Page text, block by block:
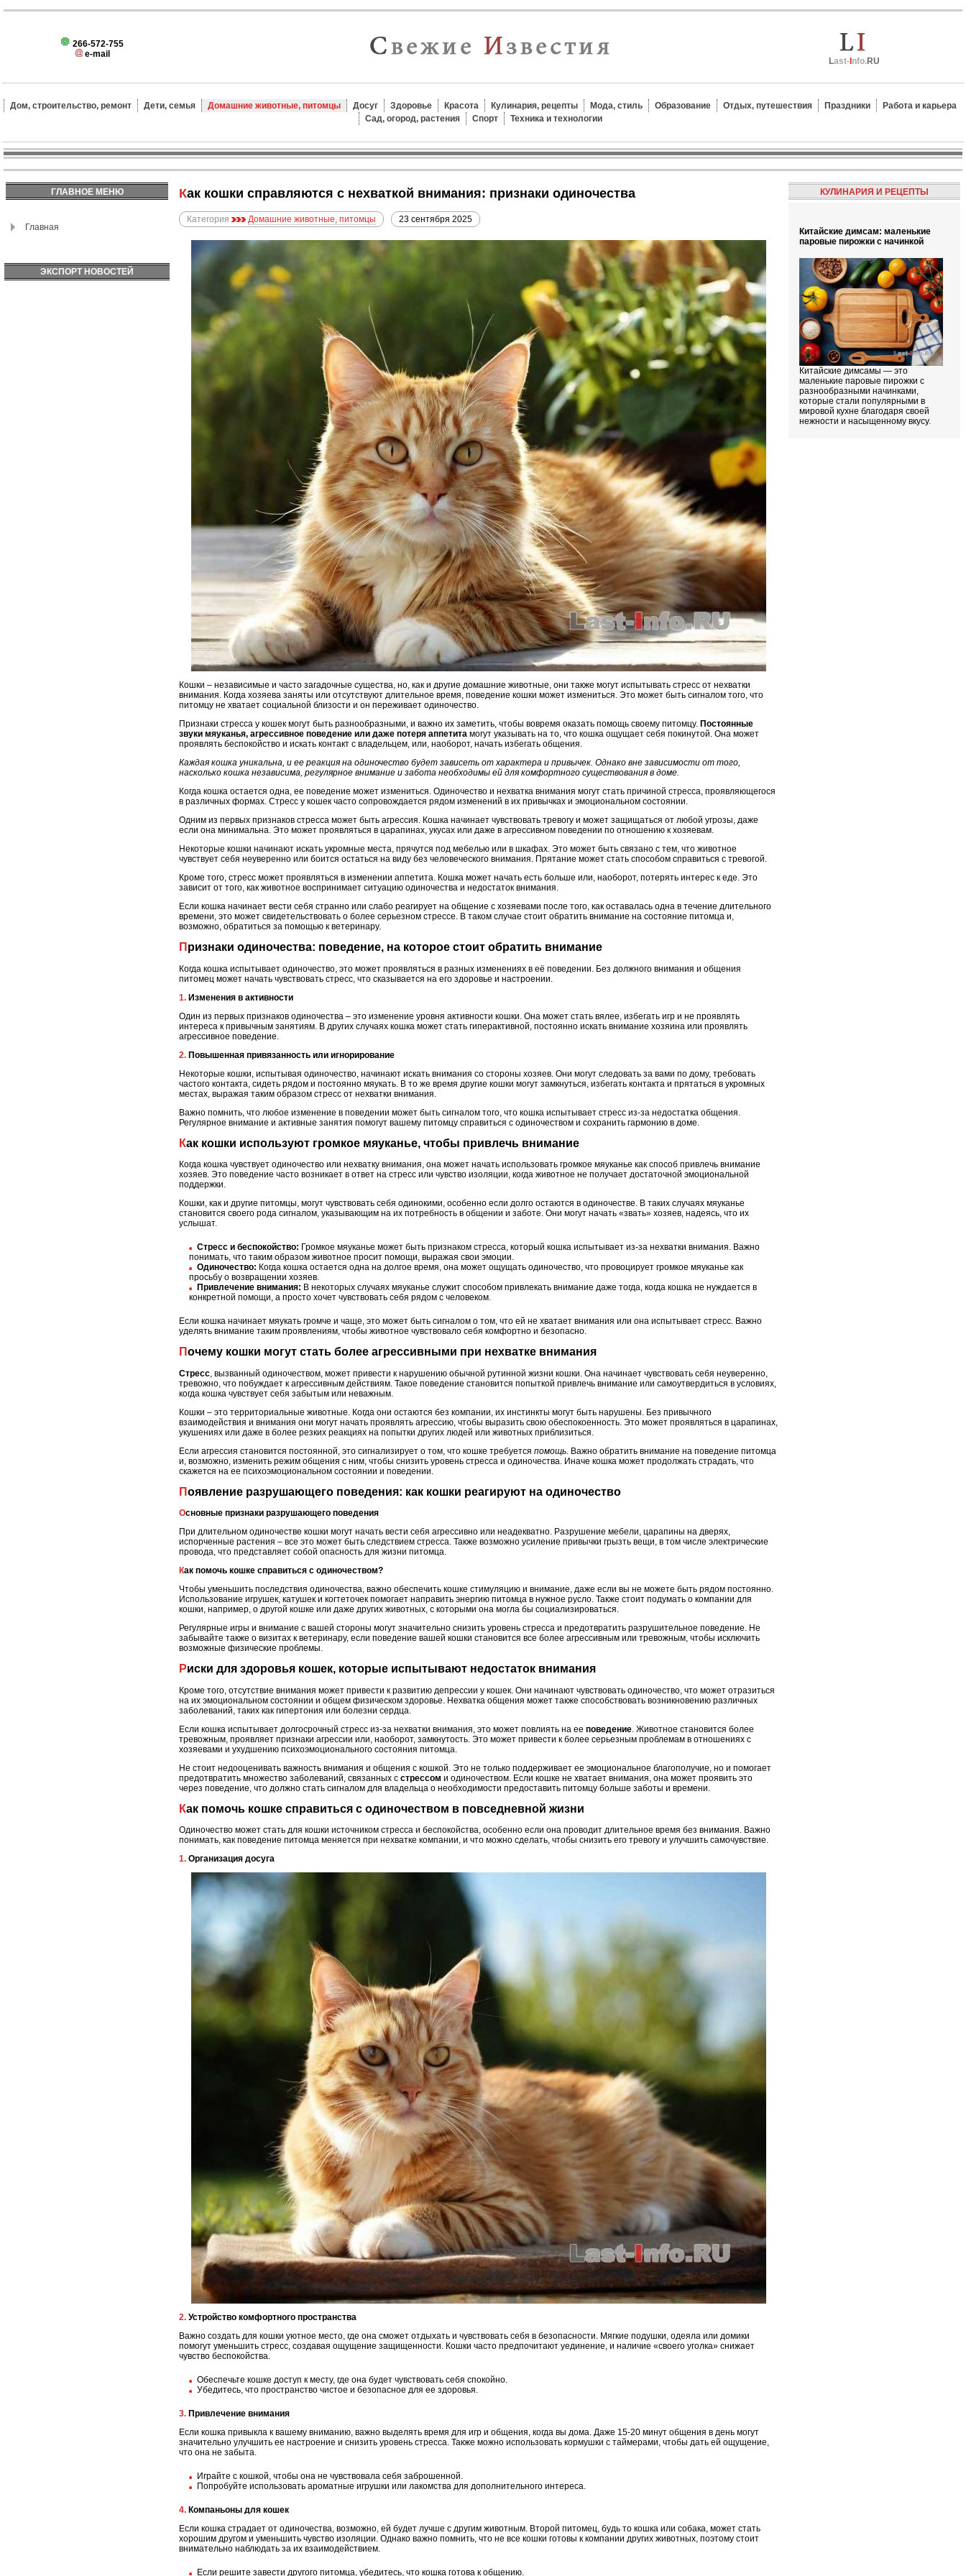
266-572-755
e-mail
Last- nfo.RU
Дом, строительство, ремонт Дети, семья Домашние животные, питомцы Досуг Здоровье Красота Кулинария, рецепты Мода, стиль Образование Отдых, путешествия Праздники
Работа и карьера
Сад, огород, растения
Спорт Техника и технологии
ГЛАВНОЕ МЕНЮ
Главная
ЭКСПОРТ НОВОСТЕЙ
Как кошки справляются с нехваткой внимания: признаки одиночества
Категория Домашние животные, питомцы 23 сентября 2025
Кошки – независимые и часто загадочные существа, но, как и другие домашние животные, они также могут испытывать стресс от нехватки
внимания. Когда хозяева заняты или отсутствуют длительное время, поведение кошки может измениться. Это может быть сигналом того, что
питомцу не хватает социальной близости и он переживает одиночество.
Признаки стресса у кошек могут быть разнообразными, и важно их заметить, чтобы вовремя оказать помощь своему питомцу. Постоянные
звуки мяуканья, агрессивное поведение или даже потеря аппетита могут указывать на то, что кошка ощущает себя покинутой. Она может
проявлять беспокойство и искать контакт с владельцем, или, наоборот, начать избегать общения.
Каждая кошка уникальна, и ее реакция на одиночество будет зависеть от характера и привычек. Однако вне зависимости от того,
насколько кошка независима, регулярное внимание и забота необходимы ей для комфортного существования в доме.
Когда кошка остается одна, ее поведение может измениться. Одиночество и нехватка внимания могут стать причиной стресса, проявляющегося
в различных формах. Стресс у кошек часто сопровождается рядом изменений в их привычках и эмоциональном состоянии.
Одним из первых признаков стресса может быть агрессия. Кошка начинает чувствовать тревогу и может защищаться от любой угрозы, даже
если она минимальна. Это может проявляться в царапинах, укусах или даже в агрессивном поведении по отношению к хозяевам.
Некоторые кошки начинают искать укромные места, прячутся под мебелью или в шкафах. Это может быть связано с тем, что животное
чувствует себя неуверенно или боится остаться на виду без человеческого внимания. Прятание может стать способом справиться с тревогой.
Кроме того, стресс может проявляться в изменении аппетита. Кошка может начать есть больше или, наоборот, потерять интерес к еде. Это
зависит от того, как животное воспринимает ситуацию одиночества и недостаток внимания.
Если кошка начинает вести себя странно или слабо реагирует на общение с хозяевами после того, как оставалась одна в течение длительного
времени, это может свидетельствовать о более серьезном стрессе. В таком случае стоит обратить внимание на состояние питомца и,
возможно, обратиться за помощью к ветеринару.
Признаки одиночества: поведение, на которое стоит обратить внимание
Когда кошка испытывает одиночество, это может проявляться в разных изменениях в её поведении. Без должного внимания и общения
питомец может начать чувствовать стресс, что сказывается на его здоровье и настроении.
1. Изменения в активности
Один из первых признаков одиночества – это изменение уровня активности кошки. Она может стать вялее, избегать игр и не проявлять
интереса к привычным занятиям. В других случаях кошка может стать гиперактивной, постоянно искать внимание хозяина или проявлять
агрессивное поведение.
2. Повышенная привязанность или игнорирование
Некоторые кошки, испытывая одиночество, начинают искать внимания со стороны хозяев. Они могут следовать за вами по дому, требовать
частого контакта, сидеть рядом и постоянно мяукать. В то же время другие кошки могут замкнуться, избегать контакта и прятаться в укромных
местах, выражая таким образом стресс от нехватки внимания.
Важно помнить, что любое изменение в поведении может быть сигналом того, что кошка испытывает стресс из-за недостатка общения.
Регулярное внимание и активные занятия помогут вашему питомцу справиться с одиночеством и сохранить гармонию в доме.
Как кошки используют громкое мяуканье, чтобы привлечь внимание
Когда кошка чувствует одиночество или нехватку внимания, она может начать использовать громкое мяуканье как способ привлечь внимание
хозяев. Это поведение часто возникает в ответ на стресс или чувство изоляции, когда животное не получает достаточной эмоциональной
поддержки.
Кошки, как и другие питомцы, могут чувствовать себя одинокими, особенно если долго остаются в одиночестве. В таких случаях мяуканье
становится своего рода сигналом, указывающим на их потребность в общении и заботе. Они могут начать «звать» хозяев, надеясь, что их
услышат.
Стресс и беспокойство: Громкое мяуканье может быть признаком стресса, который кошка испытывает из-за нехватки внимания. Важно
понимать, что таким образом животное просит помощи, выражая свои эмоции.
Одиночество: Когда кошка остается одна на долгое время, она может ощущать одиночество, что провоцирует громкое мяуканье как
просьбу о возвращении хозяев.
Привлечение внимания: В некоторых случаях мяуканье служит способом привлекать внимание даже тогда, когда кошка не нуждается в
конкретной помощи, а просто хочет чувствовать себя рядом с человеком.
Если кошка начинает мяукать громче и чаще, это может быть сигналом о том, что ей не хватает внимания или она испытывает стресс. Важно
уделять внимание таким проявлениям, чтобы животное чувствовало себя комфортно и безопасно.
Почему кошки могут стать более агрессивными при нехватке внимания
Стресс , вызванный одиночеством, может привести к нарушению обычной рутинной жизни кошки. Она начинает чувствовать себя неуверенно,
тревожно, что побуждает к агрессивным действиям. Такое поведение становится попыткой привлечь внимание или самоутвердиться в условиях,
когда кошка чувствует себя забытым или неважным.
Кошки – это территориальные животные. Когда они остаются без компании, их инстинкты могут быть нарушены. Без привычного
взаимодействия и внимания они могут начать проявлять агрессию, чтобы выразить свою обеспокоенность. Это может проявляться в царапинах,
укушениях или даже в более резких реакциях на попытки других людей или животных приблизиться.
Если агрессия становится постоянной, это сигнализирует о том, что кошке требуется помощь . Важно обратить внимание на поведение питомца
и, возможно, изменить режим общения с ним, чтобы снизить уровень стресса и одиночества. Иначе кошка может продолжать страдать, что
скажется на ее психоэмоциональном состоянии и поведении.
Появление разрушающего поведения: как кошки реагируют на одиночество
Основные признаки разрушающего поведения
При длительном одиночестве кошки могут начать вести себя агрессивно или неадекватно. Разрушение мебели, царапины на дверях,
испорченные растения – все это может быть следствием стресса. Также возможно усиление привычки грызть вещи, в том числе электрические
провода, что представляет собой опасность для жизни питомца.
Как помочь кошке справиться с одиночеством?
Чтобы уменьшить последствия одиночества, важно обеспечить кошке стимуляцию и внимание, даже если вы не можете быть рядом постоянно.
Использование игрушек, катушек и когтеточек помогает направить энергию питомца в нужное русло. Также стоит подумать о компании для
кошки, например, о другой кошке или даже других животных, с которыми она могла бы социализироваться.
Регулярные игры и внимание с вашей стороны могут значительно снизить уровень стресса и предотвратить разрушительное поведение. Не
забывайте также о визитах к ветеринару, если поведение вашей кошки становится все более агрессивным или тревожным, чтобы исключить
возможные физические проблемы.
Риски для здоровья кошек, которые испытывают недостаток внимания
Кроме того, отсутствие внимания может привести к развитию депрессии у кошек. Они начинают чувствовать одиночество, что может отразиться
на их эмоциональном состоянии и общем физическом здоровье. Нехватка общения может также способствовать возникновению различных
заболеваний, таких как гипертония или болезни сердца.
Если кошка испытывает долгосрочный стресс из-за нехватки внимания, это может повлиять на ее поведение . Животное становится более
тревожным, проявляет признаки агрессии или, наоборот, замкнутость. Это может привести к более серьезным проблемам в отношениях с
хозяевами и ухудшению психоэмоционального состояния питомца.
Не стоит недооценивать важность внимания и общения с кошкой. Это не только поддерживает ее эмоциональное благополучие, но и помогает
предотвратить множество заболеваний, связанных с стрессом и одиночеством. Если кошке не хватает внимания, она может проявить это
через поведение, что должно стать сигналом для владельца о необходимости предоставить питомцу больше заботы и времени.
Как помочь кошке справиться с одиночеством в повседневной жизни
Одиночество может стать для кошки источником стресса и беспокойства, особенно если она проводит длительное время без внимания. Важно
понимать, как поведение питомца меняется при нехватке компании, и что можно сделать, чтобы снизить его тревогу и улучшить самочувствие.
1. Организация досуга
2. Устройство комфортного пространства
Важно создать для кошки уютное место, где она сможет отдыхать и чувствовать себя в безопасности. Мягкие подушки, одеяла или домики
помогут уменьшить стресс, создавая ощущение защищенности. Кошки часто предпочитают уединение, и наличие «своего уголка» снижает
чувство беспокойства.
Обеспечьте кошке доступ к месту, где она будет чувствовать себя спокойно.
Убедитесь, что пространство чистое и безопасное для ее здоровья.
3. Привлечение внимания
Если кошка привыкла к вашему вниманию, важно выделять время для игр и общения, когда вы дома. Даже 15-20 минут общения в день могут
значительно улучшить ее настроение и снизить уровень стресса. Также можно использовать кормушки с таймерами, чтобы дать ей ощущение,
что она не забыта.
Играйте с кошкой, чтобы она не чувствовала себя заброшенной.
Попробуйте использовать ароматные игрушки или лакомства для дополнительного интереса.
4. Компаньоны для кошек
Если кошка страдает от одиночества, возможно, ей будет лучше с другим животным. Второй питомец, будь то кошка или собака, может стать
хорошим другом и уменьшить чувство изоляции. Однако важно помнить, что не все кошки готовы к компании других животных, поэтому стоит
внимательно наблюдать за их взаимодействием.
Если решите завести другого питомца, убедитесь, что кошка готова к общению.
КУЛИНАРИЯ И РЕЦЕПТЫ
Китайские димсам: маленькие
паровые пирожки с начинкой
Китайские димсамы — это
маленькие паровые пирожки с
разнообразными начинками,
которые стали популярными в
мировой кухне благодаря своей
нежности и насыщенному вкусу.